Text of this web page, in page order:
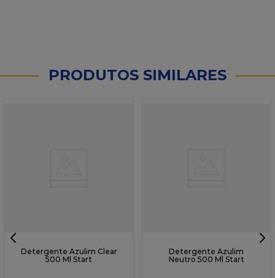
PRODUTOS SIMILARES
Detergente Azulim Clear
500 Ml Start
Detergente Azulim
Neutro 500 Ml Start